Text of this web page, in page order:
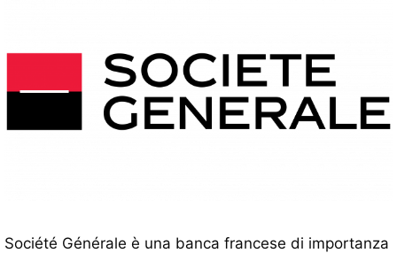
Société Générale è una banca francese di importanza